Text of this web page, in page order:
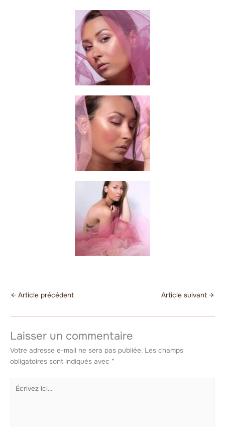
← Article précédent Article suivant →
Laisser un commentaire
Votre adresse e-mail ne sera pas publiée. Les champs
obligatoires sont indiqués avec *
Écrivez
ici…